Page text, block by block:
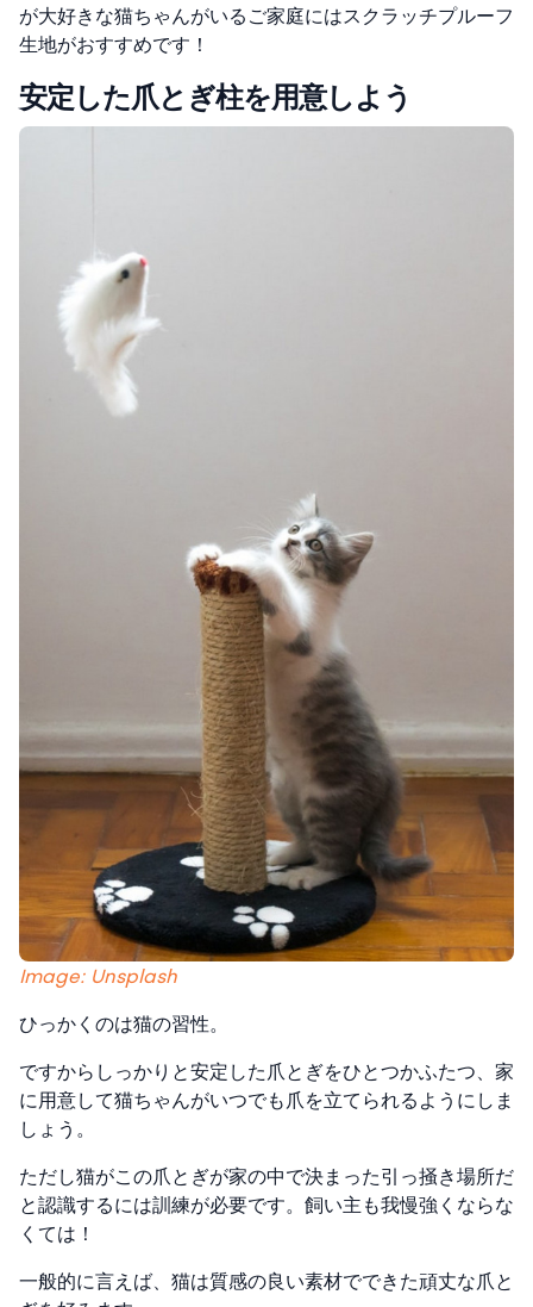
が大好きな猫ちゃんがいるご家庭にはスクラッチプルーフ
生地がおすすめです！
安定した爪とぎ柱を用意しよう
Image: Unsplash
ひっかくのは猫の習性。
ですからしっかりと安定した爪とぎをひとつかふたつ、家
に用意して猫ちゃんがいつでも爪を立てられるようにしま
しょう。
ただし猫がこの爪とぎが家の中で決まった引っ掻き場所だ
と認識するには訓練が必要です。飼い主も我慢強くならな
くては！
一般的に言えば、猫は質感の良い素材でできた頑丈な爪と